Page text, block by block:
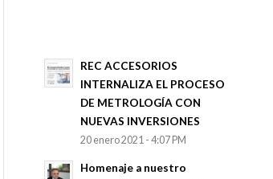
REC ACCESORIOS
INTERNALIZA EL PROCESO
DE METROLOGÍA CON
NUEVAS INVERSIONES
20 enero 2021 - 4:07 PM
Homenaje a nuestro